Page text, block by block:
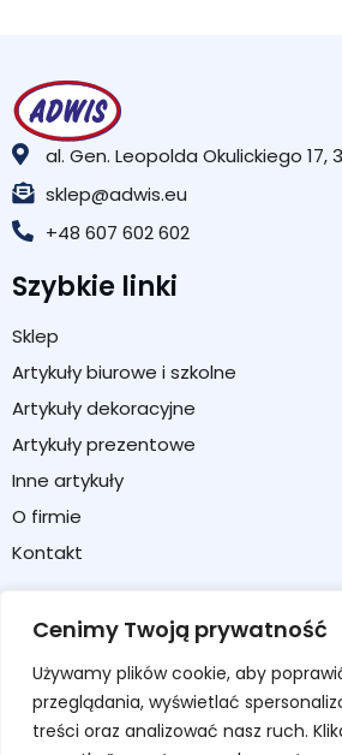
Cenimy Twoją prywatność
Używamy plików cookie, aby
przeglądania, wyświetlać
treści oraz analizować nasz ruch.
al. Gen. Leopolda Okulickiego 17,
sklep@adwis.eu
+48 607 602 602
Szybkie linki
Sklep
Artykuły biurowe i szkolne
Artykuły dekoracyjne
Artykuły prezentowe
Inne artykuły
O firmie
Kontakt
Koszyk
Formularz zwrotu / reklamacji